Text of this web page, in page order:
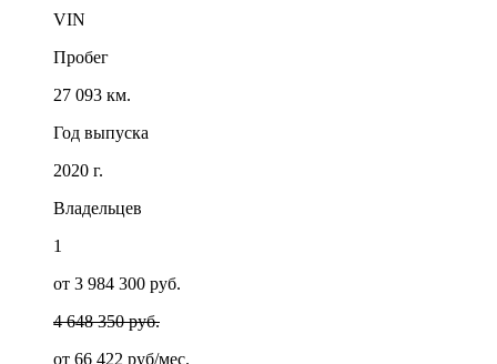
VIN
Пробег
27 093 км.
Год выпуска
2020 г.
Владельцев
1
от 3 984 300 руб.
4 648 350 руб.
от 66 422 руб/мес.